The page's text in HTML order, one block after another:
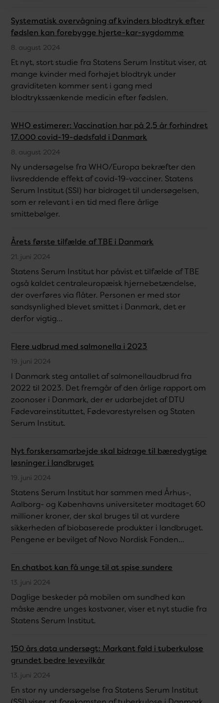
Systematisk overvågning af kvinders blodtryk efter
fødslen kan forebygge hjerte-kar-sygdomme
8. august 2024
Et nyt, stort studie fra Statens Serum Institut viser, at
mange kvinder med forhøjet blodtryk under
graviditeten kommer sent i gang med
blodtrykssænkende medicin efter fødslen.
WHO estimerer: Vaccination har på 2,5 år forhindret
17.000 covid-19-dødsfald i Danmark
8. august 2024
Ny undersøgelse fra WHO/Europa bekræfter den
livsreddende effekt af covid-19-vacciner. Statens
Serum Institut (SSI) har bidraget til undersøgelsen,
som er relevant i en tid med flere årlige
smittebølger.
Årets første tilfælde af TBE i Danmark
21. juni 2024
Statens Serum Institut har påvist et tilfælde af TBE
også kaldet centraleuropæisk hjernebetændelse,
der overføres via flåter. Personen er med stor
sandsynlighed blevet smittet i Danmark, det er
derfor vigtig...
Flere udbrud med salmonella i 2023
19. juni 2024
I Danmark steg antallet af salmonellaudbrud fra
2022 til 2023. Det fremgår af den årlige rapport om
zoonoser i Danmark, der er udarbejdet af DTU
Fødevareinstituttet, Fødevarestyrelsen og Staten
Serum Institut.
Nyt forskersamarbejde skal bidrage til bæredygtige
løsninger i landbruget
19. juni 2024
Statens Serum Institut har sammen med Århus-,
Aalborg- og Københavns universiteter modtaget 60
millioner kroner, der skal bruges til at vurdere
sikkerheden af biobaserede produkter i landbruget.
Pengene er bevilget af Novo Nordisk Fonden...
En chatbot kan få unge til at spise sundere
13. juni 2024
Daglige beskeder på mobilen om sundhed kan
måske ændre unges kostvaner, viser et nyt studie fra
Statens Serum Institut.
150 års data undersøgt: Markant fald i tuberkulose
grundet bedre levevilkår
13. juni 2024
En stor ny undersøgelse fra Statens Serum Institut